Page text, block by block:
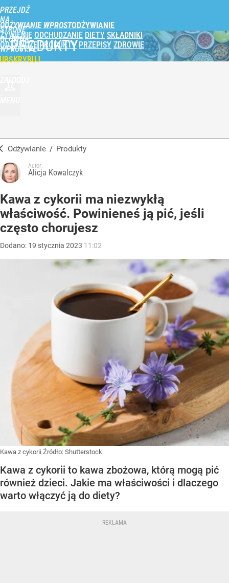
PRZEJDŹ
NA
STRONĘ
GŁÓWNĄ
WPROST.PL
ODŻYWIANIE WPROST
ŻYWIENIE ODCHUDZANIE DIETY SKŁADNIKI
ODŻYWCZE PRODUKTY PRZEPISY ZDROWIE
PRODUKTY
Odżywianie / Produkty
Autor:
Alicja Kowalczyk
Kawa z cykorii ma niezwykłą
właściwość. Powinieneś ją pić, jeśli
często chorujesz
Dodano: 19 stycznia 2023 11:02
Kawa z cykorii Źródło: Shutterstock
Kawa z cykorii to kawa zbożowa, którą mogą pić
również dzieci. Jakie ma właściwości i dlaczego
warto włączyć ją do diety?